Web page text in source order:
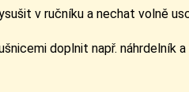
v ručníku a nechat volně
doplnit např. náhrdelník